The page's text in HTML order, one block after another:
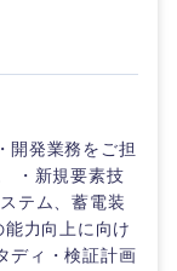
開発業務をご担
・新規要素技
テム、蓄電装
力向上に向け
ディ・検証計画